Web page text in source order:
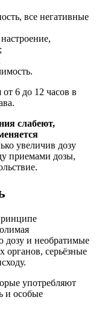
все негативные
6 до 12 часов в
слабеют,
увеличив дозу
приемами дозы,
дозу и необратимые
серьёзные
употребляют
и особые